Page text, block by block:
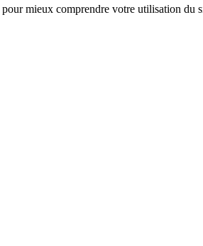
mieux comprendre votre utilisation du